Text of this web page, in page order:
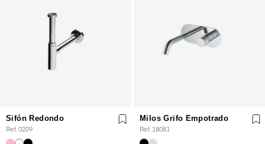
Sifón Redondo
Ref. 0209
Milos Grifo Empotrado
Ref. 18081